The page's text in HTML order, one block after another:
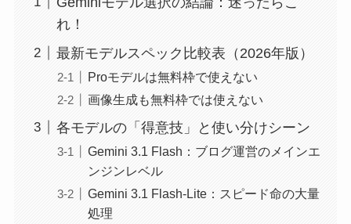
れ！
最新モデルスペック比較表（2026年版）
Proモデルは無料枠で使えない
画像生成も無料枠では使えない
各モデルの「得意技」と使い分けシーン
Gemini 3.1 Flash：ブログ運営のメインエ
ンジンレベル
Gemini 3.1 Flash-Lite：スピード命の大量
処理